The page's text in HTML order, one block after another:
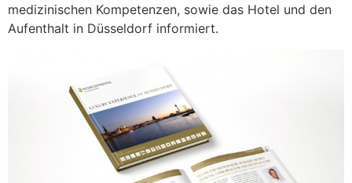
medizinischen Kompetenzen, sowie das Hotel und den
Aufenthalt in Düsseldorf informiert.